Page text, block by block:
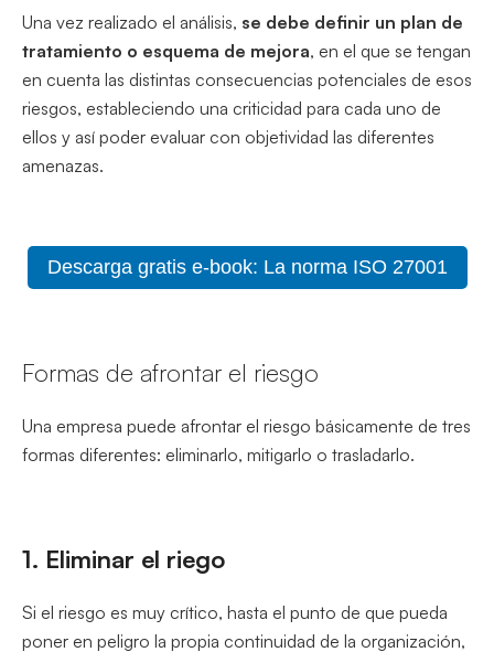
Una vez realizado el análisis, se debe definir un plan de
tratamiento o esquema de mejora, en el que se tengan
en cuenta las distintas consecuencias potenciales de esos
riesgos, estableciendo una criticidad para cada uno de
ellos y así poder evaluar con objetividad las diferentes
amenazas.
Descarga gratis e-book: La norma ISO 27001
Formas de afrontar el riesgo
Una empresa puede afrontar el riesgo básicamente de tres
formas diferentes: eliminarlo, mitigarlo o trasladarlo.
1. Eliminar el riego
Si el riesgo es muy crítico, hasta el punto de que pueda
poner en peligro la propia continuidad de la organización,